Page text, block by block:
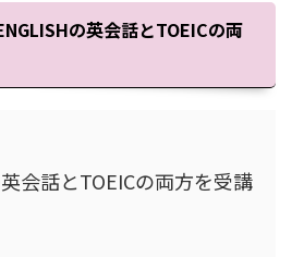
の英会話とTOEICの両
会話とTOEICの両方を受講